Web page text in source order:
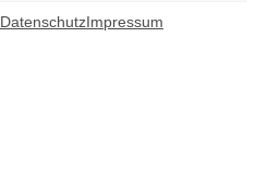
DatenschutzImpressum